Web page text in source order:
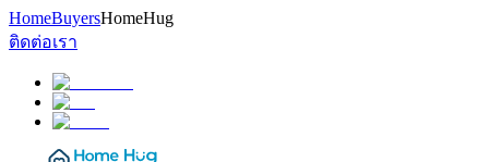
HomeBuyersHomeHug
ติดต่อเรา